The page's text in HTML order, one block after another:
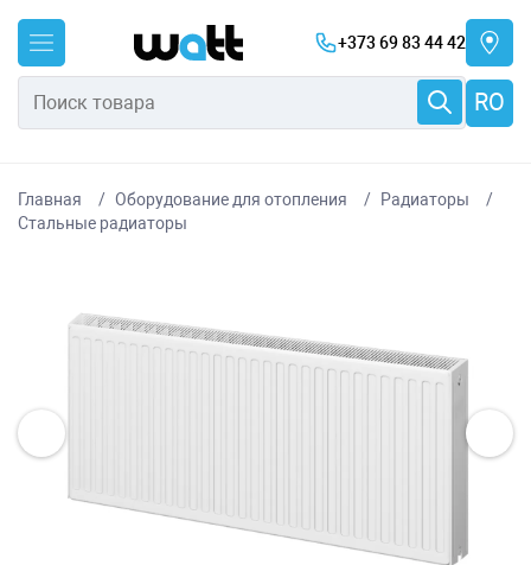
+373 69 83 44 42
RO
Главная Оборудование для отопления
Радиаторы
Стальные радиаторы